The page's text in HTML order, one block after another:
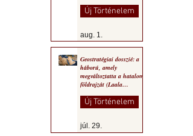
Új Történelem
aug. 1.
Geostratégiai dosszié: a
háború, amely
megváltoztatta a hatalom
földrajzát (Laala
Új Történelem
júl. 29.